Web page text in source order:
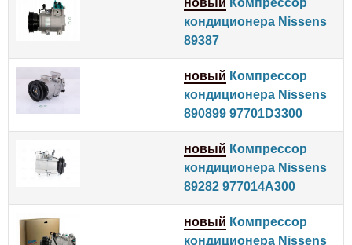
кондиционера Nissens
89387
новый Компрессор
кондиционера Nissens
890899 97701D3300
новый Компрессор
кондиционера Nissens
89282 977014A300
новый Компрессор
кондиционера Nissens